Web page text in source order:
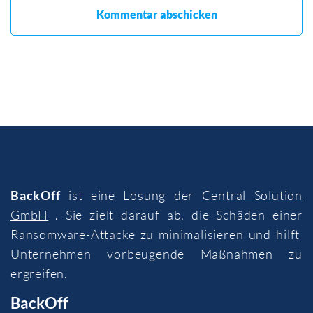
BackOffist eine Lösung der Central Solution
GmbH
. Sie zielt darauf ab, die Schäden einer
Ransomware-Attacke zu minimalisieren und hilft
Unternehmen vorbeugende Maßnahmen zu
ergreifen.
BackOff